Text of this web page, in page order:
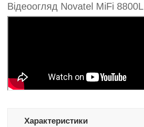
Відеоогляд Novatel MiFi 8800L
Характеристики